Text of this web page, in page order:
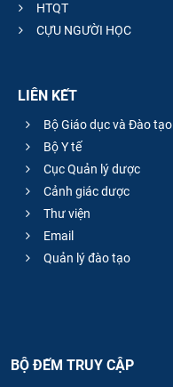
HTQT
CỰU NGƯỜI HỌC
LIÊN KẾT
Bộ Giáo dục và Đào tạo
Bộ Y tế
Cục Quản lý dược
Cảnh giác dược
Thư viện
Email
Quản lý đào tạo
BỘ ĐẾM TRUY CẬP